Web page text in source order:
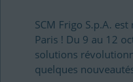
SCM Frigo S.p.A.
Paris ! Du 9 au 12
solutions
quelques